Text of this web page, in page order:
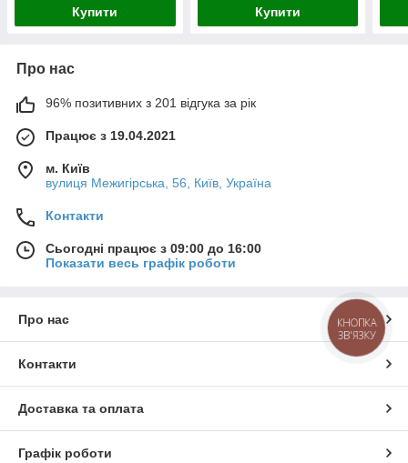
Купити Купити
Про нас
96% позитивних з 201 відгука за рік
Працює з 19.04.2021
м. Київ
вулиця Межигірська, 56, Київ, Україна
Контакти
Сьогодні працює з 09:00 до 16:00
Показати весь графік роботи
Про нас
Контакти
Доставка та оплата
Графік роботи
КНОПКА
ЗВ'ЯЗКУ